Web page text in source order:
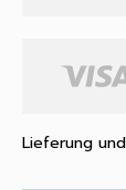
Lieferung